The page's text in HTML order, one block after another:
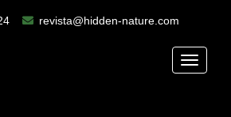
revista@hidden-nature.com
Toggle